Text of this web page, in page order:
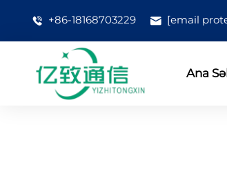
+86-18168703229 [email
Ana